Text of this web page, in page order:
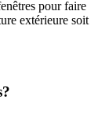
pour faire
extérieure soit